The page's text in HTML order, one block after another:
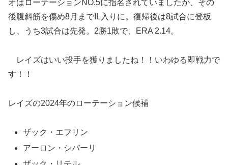
オはローテーションNO.5に指名されていましたが、その
後腹斜筋を傷め8月までIL入りに。復帰後は8試合に登板
し、うち3試合は先発。2勝1敗で、ERA 2.14。
レイズはいい投手を獲りましたね！！いわゆる即戦力で
す！！
レイズの2024年のローテーション候補
ザック・エフリン
アーロン・シバーリ